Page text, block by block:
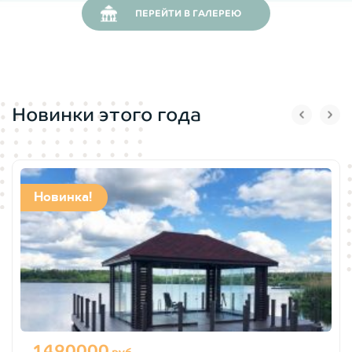
отдыхающим. На период летнего сезона, когда хочется
Нижняя часть заполнения
пространство беседки максимально защищенным от
окружающей среды: ветров, дождей и снега.
Садовая мебельпод эту форму беседки представлена
максимально широко, легко подбирается как на нашем
производстве (при условии заказа беседки), так и в
магазинах Москвы и Московской области.
Для беседки эконом 1732 представленширокий выбор
печей барбекю , которые сделают встречи с родными и
друзьями еще более приятными.
ПЕРЕЙТИ В ГАЛЕРЕЮ
Новинки этого года
Новинка!